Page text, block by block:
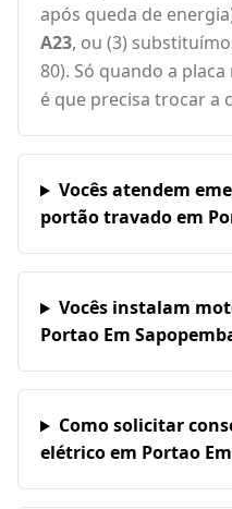
após queda de
A23, ou (3)
80). Só quando a
é que precisa trocar a
Vocês atendem
portão travado em
Vocês instalam
Portao Em
Como solicitar
elétrico em Portao